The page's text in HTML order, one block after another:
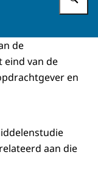
de
eind van de
en
aan die